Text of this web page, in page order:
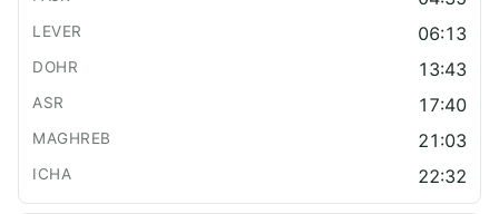
06:13
13:43
17:40
21:03
22:32